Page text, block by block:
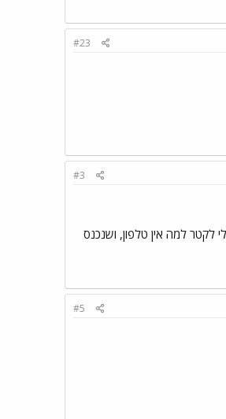
#23
#3
לקטר למה אין טלפון, ושנכנס
#5